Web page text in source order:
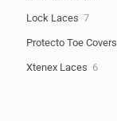
Lock Laces 77
Protecto Toe Covers
Xtenex Laces 66